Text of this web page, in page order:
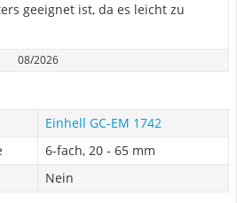
geeignet ist, da es leicht zu
08/2026
Einhell GC-EM 1742
6-fach, 20 - 65 mm
Nein